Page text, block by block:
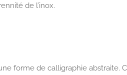
de l’inox.
forme de calligraphie abstraite.